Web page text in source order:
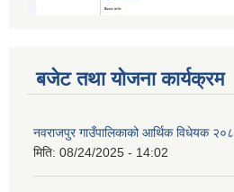
बजेट तथा योजना कार्यक्रम
नवराजपुर गाउँपालिकाको आर्थिक विधेयक
मिति: 08/24/2025 - 14:02